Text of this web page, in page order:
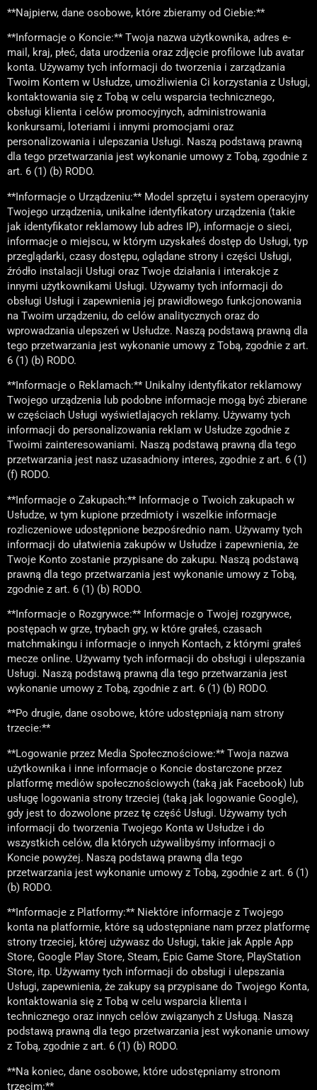
**Najpierw, dane osobowe, które zbieramy od Ciebie:**
**Informacje o Koncie:** Twoja nazwa użytkownika, adres e-
mail, kraj, płeć, data urodzenia oraz zdjęcie profilowe lub avatar
konta. Używamy tych informacji do tworzenia i zarządzania
Twoim Kontem w Usłudze, umożliwienia Ci korzystania z Usługi,
kontaktowania się z Tobą w celu wsparcia technicznego,
obsługi klienta i celów promocyjnych, administrowania
konkursami, loteriami i innymi promocjami oraz
personalizowania i ulepszania Usługi. Naszą podstawą prawną
dla tego przetwarzania jest wykonanie umowy z Tobą, zgodnie z
art. 6 (1) (b) RODO.
**Informacje o Urządzeniu:** Model sprzętu i system operacyjny
Twojego urządzenia, unikalne identyfikatory urządzenia (takie
jak identyfikator reklamowy lub adres IP), informacje o sieci,
informacje o miejscu, w którym uzyskałeś dostęp do Usługi, typ
przeglądarki, czasy dostępu, oglądane strony i części Usługi,
źródło instalacji Usługi oraz Twoje działania i interakcje z
innymi użytkownikami Usługi. Używamy tych informacji do
obsługi Usługi i zapewnienia jej prawidłowego funkcjonowania
na Twoim urządzeniu, do celów analitycznych oraz do
wprowadzania ulepszeń w Usłudze. Naszą podstawą prawną dla
tego przetwarzania jest wykonanie umowy z Tobą, zgodnie z art.
6 (1) (b) RODO.
**Informacje o Reklamach:** Unikalny identyfikator reklamowy
Twojego urządzenia lub podobne informacje mogą być zbierane
w częściach Usługi wyświetlających reklamy. Używamy tych
informacji do personalizowania reklam w Usłudze zgodnie z
Twoimi zainteresowaniami. Naszą podstawą prawną dla tego
przetwarzania jest nasz uzasadniony interes, zgodnie z art. 6 (1)
(f) RODO.
**Informacje o Zakupach:** Informacje o Twoich zakupach w
Usłudze, w tym kupione przedmioty i wszelkie informacje
rozliczeniowe udostępnione bezpośrednio nam. Używamy tych
informacji do ułatwienia zakupów w Usłudze i zapewnienia, że
Twoje Konto zostanie przypisane do zakupu. Naszą podstawą
prawną dla tego przetwarzania jest wykonanie umowy z Tobą,
zgodnie z art. 6 (1) (b) RODO.
**Informacje o Rozgrywce:** Informacje o Twojej rozgrywce,
postępach w grze, trybach gry, w które grałeś, czasach
matchmakingu i informacje o innych Kontach, z którymi grałeś
mecze online. Używamy tych informacji do obsługi i ulepszania
Usługi. Naszą podstawą prawną dla tego przetwarzania jest
wykonanie umowy z Tobą, zgodnie z art. 6 (1) (b) RODO.
**Po drugie, dane osobowe, które udostępniają nam strony
trzecie:**
**Logowanie przez Media Społecznościowe:** Twoja nazwa
użytkownika i inne informacje o Koncie dostarczone przez
platformę mediów społecznościowych (taką jak Facebook) lub
usługę logowania strony trzeciej (taką jak logowanie Google),
gdy jest to dozwolone przez tę część Usługi. Używamy tych
informacji do tworzenia Twojego Konta w Usłudze i do
wszystkich celów, dla których używalibyśmy informacji o
Koncie powyżej. Naszą podstawą prawną dla tego
przetwarzania jest wykonanie umowy z Tobą, zgodnie z art. 6 (1)
(b) RODO.
**Informacje z Platformy:** Niektóre informacje z Twojego
konta na platformie, które są udostępniane nam przez platformę
strony trzeciej, której używasz do Usługi, takie jak Apple App
Store, Google Play Store, Steam, Epic Game Store, PlayStation
Store, itp. Używamy tych informacji do obsługi i ulepszania
Usługi, zapewnienia, że zakupy są przypisane do Twojego Konta,
kontaktowania się z Tobą w celu wsparcia klienta i
technicznego oraz innych celów związanych z Usługą. Naszą
podstawą prawną dla tego przetwarzania jest wykonanie umowy
z Tobą, zgodnie z art. 6 (1) (b) RODO.
**Na koniec, dane osobowe, które udostępniamy stronom
trzecim:**